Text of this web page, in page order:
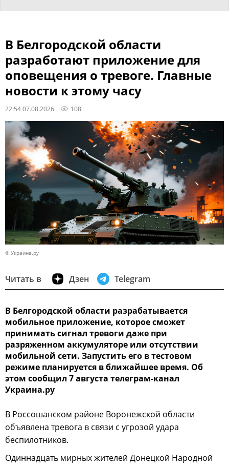
В Белгородской области
разработают приложение для
оповещения о тревоге. Главные
новости к этому часу
22:54 07.08.2026 108
© Украина.ру
Читать в Дзен Telegram
В Белгородской области разрабатывается
мобильное приложение, которое сможет
принимать сигнал тревоги даже при
разряженном аккумуляторе или отсутствии
мобильной сети. Запустить его в тестовом
режиме планируется в ближайшее время. Об
этом сообщил 7 августа телеграм-канал
Украина.ру
В Россошанском районе Воронежской области
объявлена тревога в связи с угрозой удара
беспилотников.
Одиннадцать мирных жителей Донецкой Народной